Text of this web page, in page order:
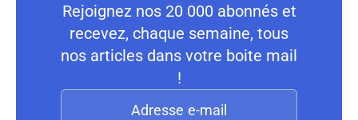
Rejoignez nos 20 000 abonnés et
recevez, chaque semaine, tous
nos articles dans votre boite mail
!